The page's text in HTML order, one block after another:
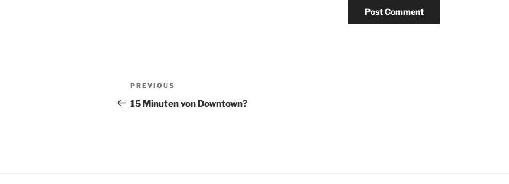
Post
navigation
Previous
Post
PREVIOUS
15 Minuten von Downtown?